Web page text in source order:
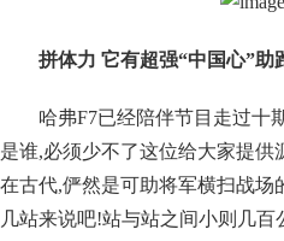
拼体力 它有超强“中国心”助
哈弗F7已经陪伴节目走过十
是谁,必须少不了这位给大家提供
在古代,俨然是可助将军横扫战场
几站来说吧!站与站之间小则几